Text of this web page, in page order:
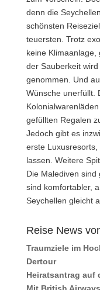
denn die
schönsten
teuersten. Trotz
keine Klimaanlage,
der Sauberkeit
genommen. Und
Wünsche unerfüllt.
gefüllten Regalen
Jedoch gibt es
erste
lassen. Weitere
Die Malediven sind
sind komfortabler,
Seychellen gleicht
Reise News
Traumziele im
Dertour
Heiratsantrag auf
Mit British